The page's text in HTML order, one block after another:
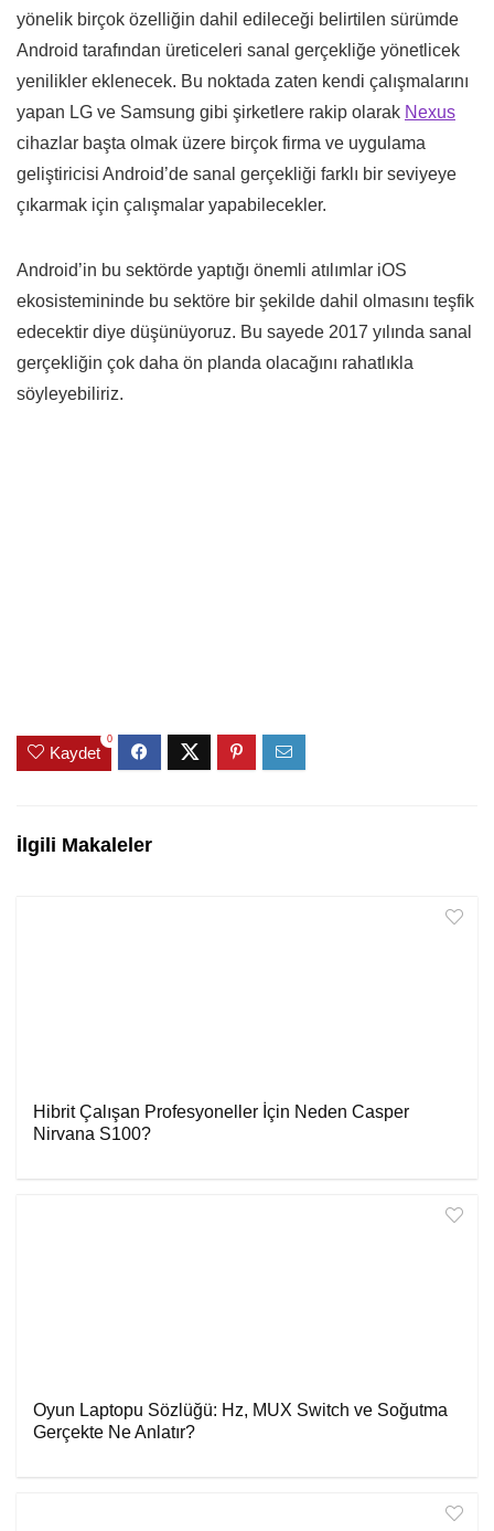
yönelik birçok özelliğin dahil edileceği belirtilen sürümde
Android tarafından üreticeleri sanal gerçekliğe yönetlicek
yenilikler eklenecek. Bu noktada zaten kendi çalışmalarını
yapan LG ve Samsung gibi şirketlere rakip olarak Nexus
cihazlar başta olmak üzere birçok firma ve uygulama
geliştiricisi Android’de sanal gerçekliği farklı bir seviyeye
çıkarmak için çalışmalar yapabilecekler.
Android’in bu sektörde yaptığı önemli atılımlar iOS
ekosistemininde bu sektöre bir şekilde dahil olmasını teşfik
edecektir diye düşünüyoruz. Bu sayede 2017 yılında sanal
gerçekliğin çok daha ön planda olacağını rahatlıkla
söyleyebiliriz.
Kaydet
0
İlgili Makaleler
Hibrit Çalışan Profesyoneller İçin Neden Casper
Nirvana S100?
Oyun Laptopu Sözlüğü: Hz, MUX Switch ve Soğutma
Gerçekte Ne Anlatır?